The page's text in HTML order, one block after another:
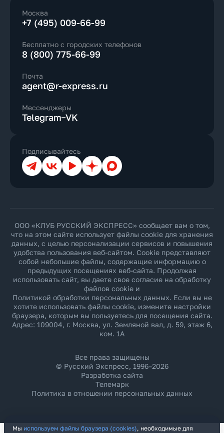
Москва
+7 (495) 009-66-99
Бесплатно с городских телефонов
8 (800) 775-66-99
Почта
agent@r-express.ru
Мессенджеры
Telegram VK
Подписывайтесь
ТелеграмВКонтакте
YouTubeДзен Max
ООО «КЛУБ РУССКИЙ ЭКСПРЕСС» сообщает вам о том,
что на этом сайте использует файлы cookie для хранения
данных, с целью персонализации сервисов и повышения
удобства пользования веб-сайтом. Cookie представляют
собой небольшие файлы, содержащие информацию о
предыдущих посещениях веб-сайта. Продолжая
использовать сайт, вы даете свое согласие на обработку
файлов cookie и
Политикой обработки персональных данных. Если вы не
хотите использовать файлы cookie, измените настройки
браузера, которым вы пользуетесь для посещения сайта.
Адрес: 109004, г. Москва, ул. Земляной вал, д. 59, этаж 6,
ком. 1А
Все права защищены
© Русский Экспресс, 1996–2026
Разработка сайта
Телемарк
Политика в отношении персональных данных
Мы используем файлы браузера (cookies), необходимые для